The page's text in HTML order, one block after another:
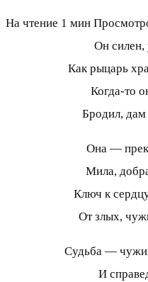
На чтение 1 мин
Он силен,
Как рыцарь
Когда-то
Бродил, дам
Она —
Мила,
Ключ к
От злых,
Судьба —
И